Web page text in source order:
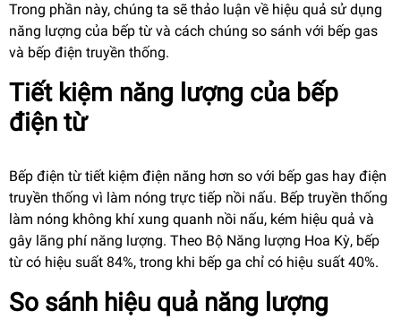
Trong phần này, chúng ta sẽ thảo luận về hiệu quả sử dụng
năng lượng của bếp từ và cách chúng so sánh với bếp gas
và bếp điện truyền thống.
Tiết kiệm năng lượng của bếp
điện từ
Bếp điện từ tiết kiệm điện năng hơn so với bếp gas hay điện
truyền thống vì làm nóng trực tiếp nồi nấu. Bếp truyền thống
làm nóng không khí xung quanh nồi nấu, kém hiệu quả và
gây lãng phí năng lượng. Theo Bộ Năng lượng Hoa Kỳ, bếp
từ có hiệu suất 84%, trong khi bếp ga chỉ có hiệu suất 40%.
So sánh hiệu quả năng lượng